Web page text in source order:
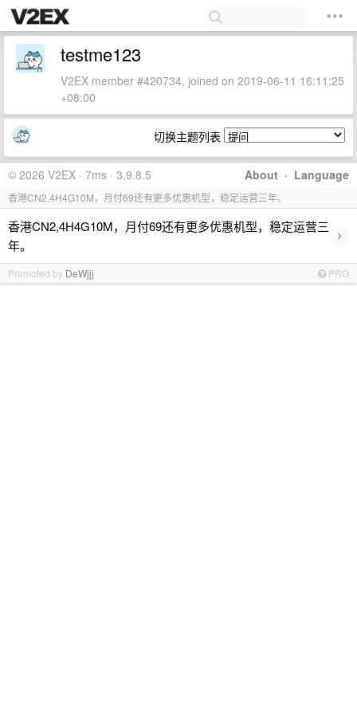
testme123
V2EX member #420734, joined on 2019-06-11 16:11:25
+08:00
切换主题列表
About · Language
© 2026 V2EX · 7ms · 3.9.8.5
香港CN2,4H4G10M，月付69还有更多优惠机型，稳定运营三年。
香港CN2,4H4G10M，月付69还有更多优惠机型，稳定运营三
年。
›
Promoted by DeWjjj PRO